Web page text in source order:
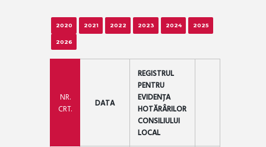
2020 2021 2022 2023 2024 2025
2026
NR.
CRT.
DATA
REGISTRUL
PENTRU
EVIDENȚA
HOTĂRÂRILOR
CONSILIULUI
LOCAL